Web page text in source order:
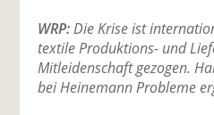
WRP:Die Krise ist
textile Produktions- und
Mitleidenschaft gezogen.
bei Heinemann Probleme